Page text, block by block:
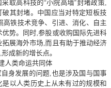
取高科技的“小院高墙”封堵政策,
其封堵。中国应当对特定短板技
铁技术竞争、引进、消化、自主
势。同时,参股或收购国际先进科
展海外市场,而且有助于推动经济
成新的增长点。
人类命运共同体
身发展的问题,也是涉及国与国事
以人类历史上从未有过的规模和